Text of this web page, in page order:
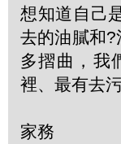
想知道自己
去的油膩和
多摺曲，我
裡、最有去
家務